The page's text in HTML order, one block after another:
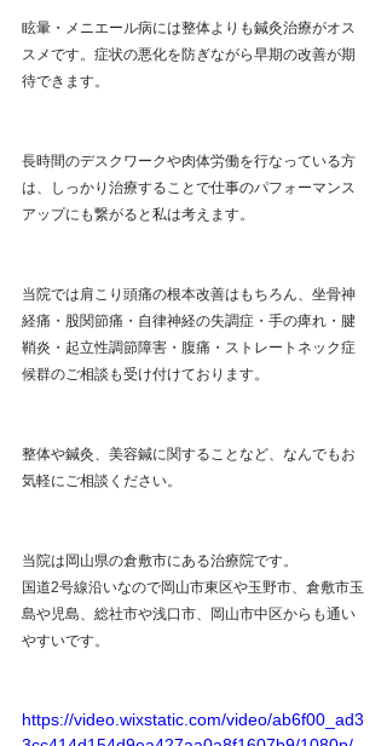
眩暈・メニエール病には整体よりも鍼灸治療がオス
スメです。症状の悪化を防ぎながら早期の改善が期
待できます。
長時間のデスクワークや肉体労働を行なっている方
は、しっかり治療することで仕事のパフォーマンス
アップにも繋がると私は考えます。
当院では肩こり頭痛の根本改善はもちろん、坐骨神
経痛・股関節痛・自律神経の失調症・手の痺れ・腱
鞘炎・起立性調節障害・腹痛・ストレートネック症
候群のご相談も受け付けております。
整体や鍼灸、美容鍼に関することなど、なんでもお
気軽にご相談ください。
当院は岡山県の倉敷市にある治療院です。
国道2号線沿いなので岡山市東区や玉野市、倉敷市玉
島や児島、総社市や浅口市、岡山市中区からも通い
やすいです。
https://video.wixstatic.com/video/ab6f00_ad3